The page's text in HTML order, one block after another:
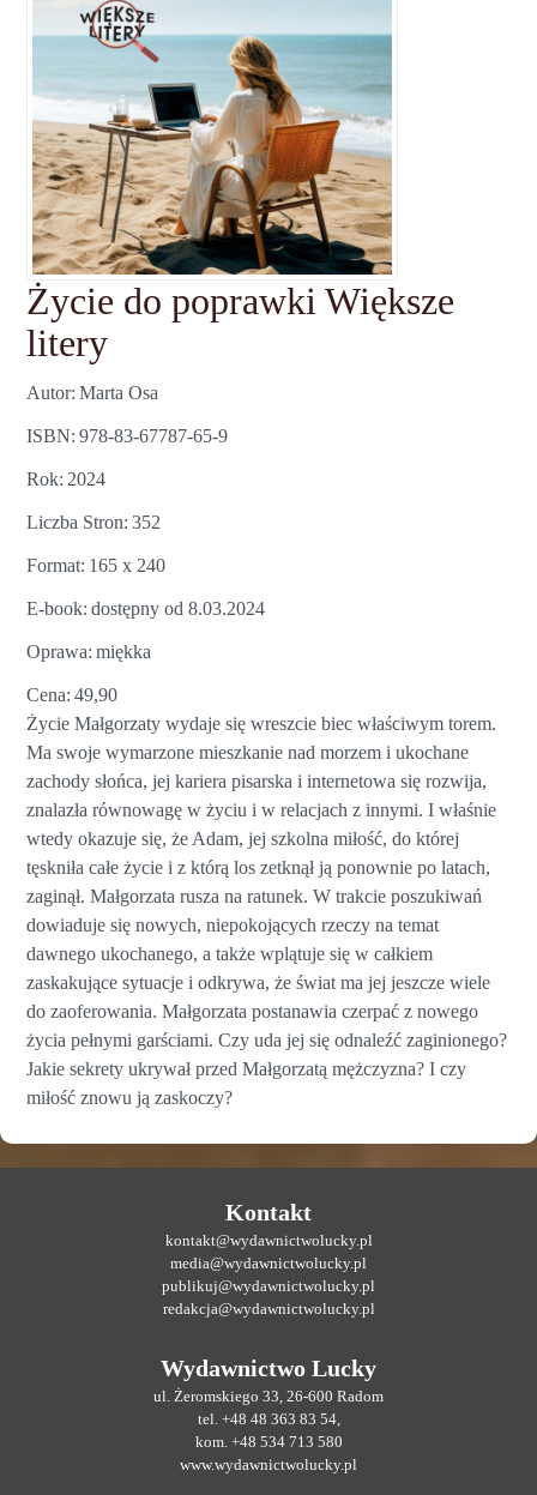
Życie do poprawki Większe
litery
Autor Marta Osa
ISBN 978-83-67787-65-9
Rok 2024
Liczba Stron 352
Format 165 x 240
E-book dostępny od 8.03.2024
Oprawa miękka
Cena 49,90
Życie Małgorzaty wydaje się wreszcie biec właściwym torem.
Ma swoje wymarzone mieszkanie nad morzem i ukochane
zachody słońca, jej kariera pisarska i internetowa się rozwija,
znalazła równowagę w życiu i w relacjach z innymi. I właśnie
wtedy okazuje się, że Adam, jej szkolna miłość, do której
tęskniła całe życie i z którą los zetknął ją ponownie po latach,
zaginął. Małgorzata rusza na ratunek. W trakcie poszukiwań
dowiaduje się nowych, niepokojących rzeczy na temat
dawnego ukochanego, a także wplątuje się w całkiem
zaskakujące sytuacje i odkrywa, że świat ma jej jeszcze wiele
do zaoferowania. Małgorzata postanawia czerpać z nowego
życia pełnymi garściami. Czy uda jej się odnaleźć zaginionego?
Jakie sekrety ukrywał przed Małgorzatą mężczyzna? I czy
miłość znowu ją zaskoczy?
Kontakt
kontakt@wydawnictwolucky.pl
media@wydawnictwolucky.pl
publikuj@wydawnictwolucky.pl
redakcja@wydawnictwolucky.pl
Wydawnictwo Lucky
ul. Żeromskiego 33, 26-600 Radom
tel. +48 48 363 83 54,
kom. +48 534 713 580
www.wydawnictwolucky.pl